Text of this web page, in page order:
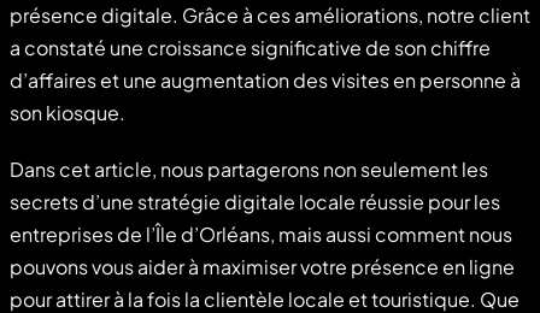
présence digitale. Grâce à ces améliorations, notre client
a constaté une croissance significative de son chiffre
d’affaires et une augmentation des visites en personne à
son kiosque.
Dans cet article, nous partagerons non seulement les
secrets d’une stratégie digitale locale réussie pour les
entreprises de l’Île d’Orléans, mais aussi comment nous
pouvons vous aider à maximiser votre présence en ligne
pour attirer à la fois la clientèle locale et touristique. Que